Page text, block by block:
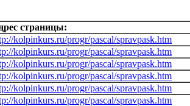
страницы:
kolpinkurs.ru/progr/pascal/spravpask.htm
kolpinkurs.ru/progr/pascal/spravpask.htm
kolpinkurs.ru/progr/pascal/spravpask.htm
kolpinkurs.ru/progr/pascal/spravpask.htm
kolpinkurs.ru/progr/pascal/spravpask.htm
kolpinkurs.ru/progr/pascal/spravpask.htm